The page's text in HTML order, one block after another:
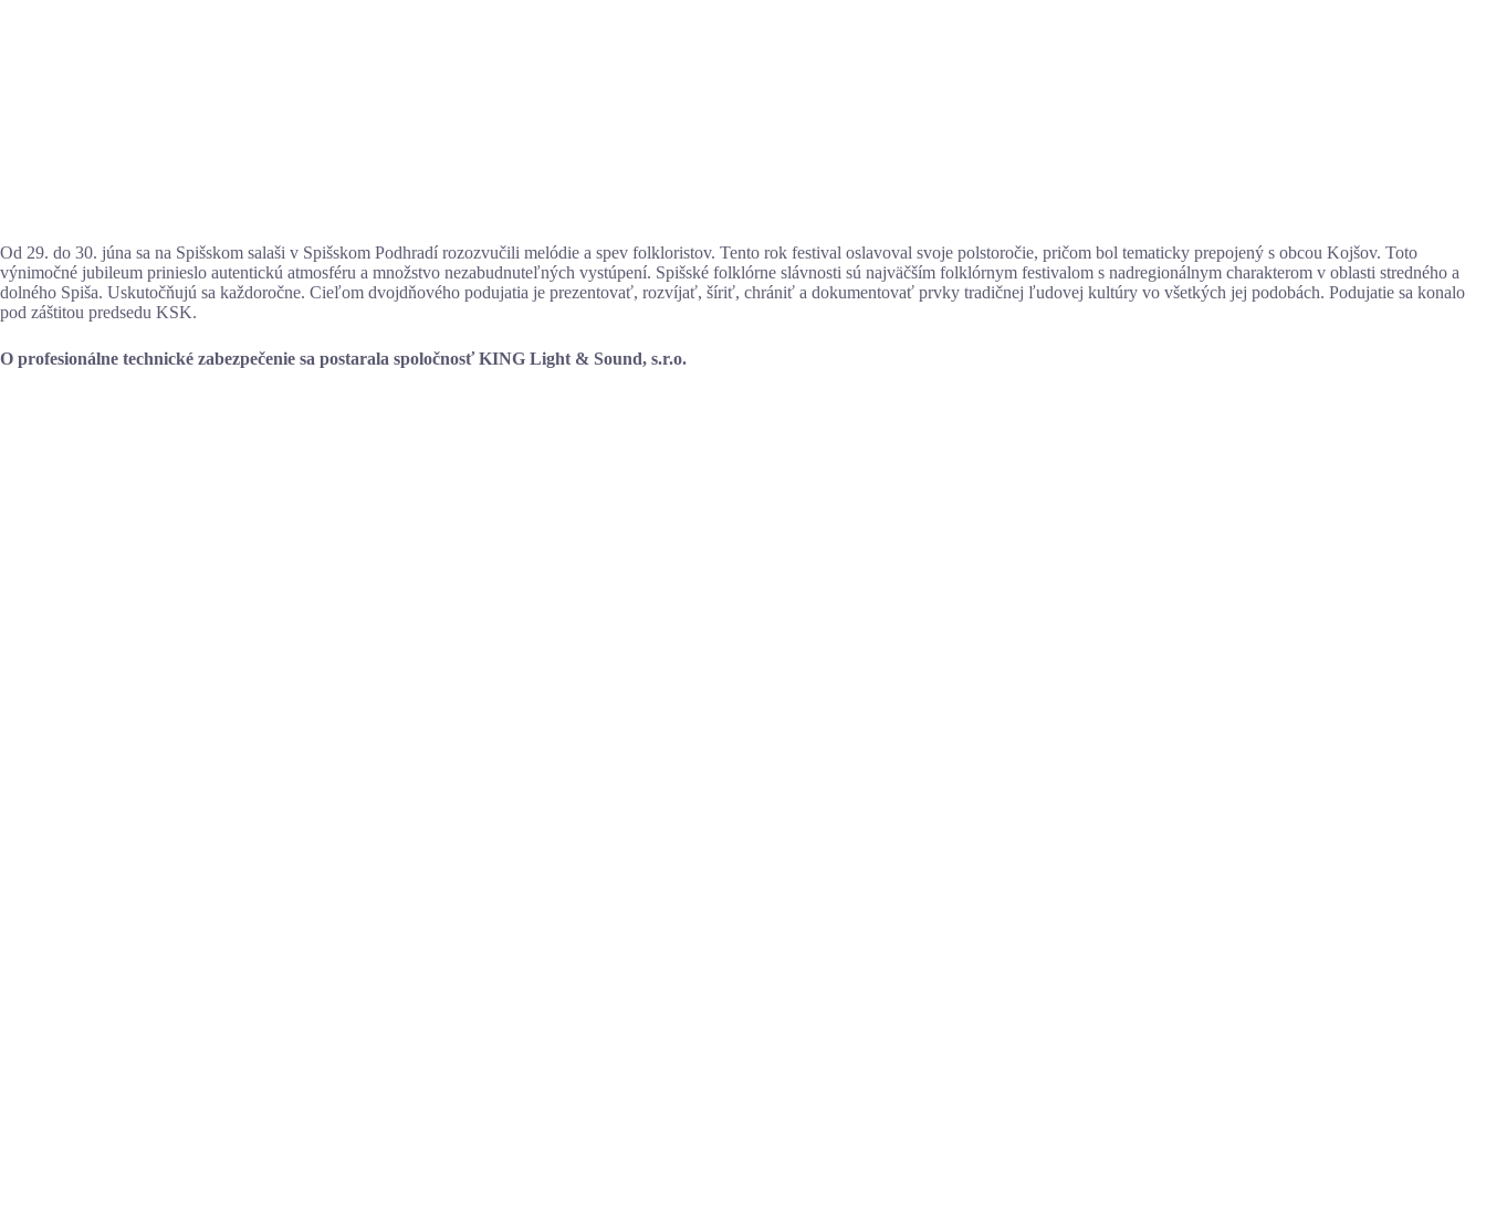
Od 29. do 30. júna sa na Spišskom salaši v Spišskom Podhradí rozozvučili melódie a spev folkloristov. Tento rok festival oslavoval svoje polstoročie, pričom bol tematicky prepojený s obcou Kojšov. Toto
výnimočné jubileum prinieslo autentickú atmosféru a množstvo nezabudnuteľných vystúpení. Spišské folklórne slávnosti sú najväčším folklórnym festivalom s nadregionálnym charakterom v oblasti stredného a
dolného Spiša. Uskutočňujú sa každoročne. Cieľom dvojdňového podujatia je prezentovať, rozvíjať, šíriť, chrániť a dokumentovať prvky tradičnej ľudovej kultúry vo všetkých jej podobách. Podujatie sa konalo
pod záštitou predsedu KSK.
O profesionálne technické zabezpečenie sa postarala spoločnosť KING Light & Sound, s.r.o.